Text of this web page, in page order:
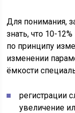
Для понимания,
знать, что 10-
по принципу
изменении
ёмкости
регистрации
увеличение